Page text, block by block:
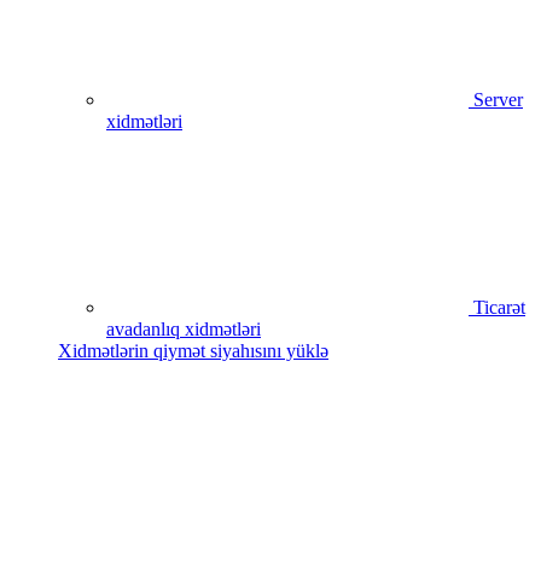
Server
xidmətləri
Ticarət
avadanlıq xidmətləri
Xidmətlərin qiymət siyahısını yüklə